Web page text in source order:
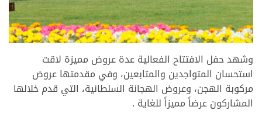
وشهد حفل الافتتاح الفعالية عدة عروض مميزة لاقت
استحسان المتواجدين والمتابعين، وفي مقدمتها عروض
مركوبة الهجن، وعروض الهجانة السلطانية، التي قدم خلالها
المشاركون عرضاً مميزاً للغاية .